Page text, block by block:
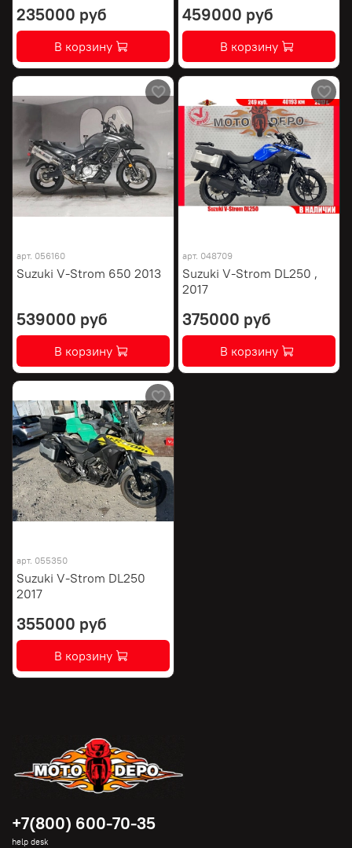
235000 руб
В корзину
459000 руб
В корзину
арт. 056160
Suzuki V-Strom 650 2013
539000 руб
В корзину
арт. 048709
Suzuki V-Strom DL250 ,
2017
375000 руб
В корзину
арт. 055350
Suzuki V-Strom DL250
2017
355000 руб
В корзину
+7(800) 600-70-35
help desk